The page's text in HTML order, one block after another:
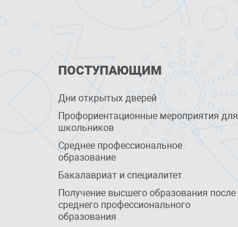
ПОСТУПАЮЩИМ
Дни открытых дверей
Профориентационные мероприятия для
школьников
Среднее профессиональное
образование
Бакалавриат и специалитет
Получение высшего образования после
среднего профессионального
образования